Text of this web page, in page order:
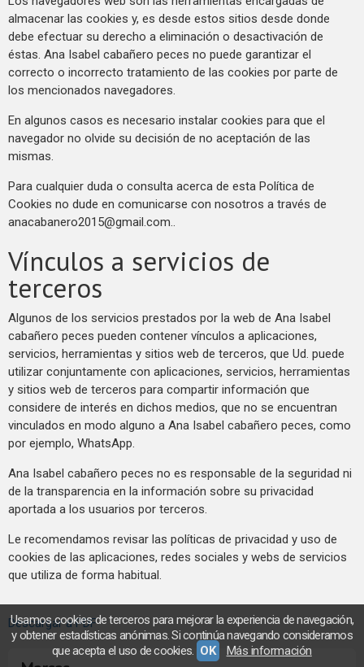
almacenar las cookies y, es desde estos sitios desde donde
debe efectuar su derecho a eliminación o desactivación de
éstas. Ana Isabel cabañero peces no puede garantizar el
correcto o incorrecto tratamiento de las cookies por parte de
los mencionados navegadores.
En algunos casos es necesario instalar cookies para que el
navegador no olvide su decisión de no aceptación de las
mismas.
Para cualquier duda o consulta acerca de esta Política de
Cookies no dude en comunicarse con nosotros a través de
anacabanero2015@gmail.com..
Vínculos a servicios de
terceros
Algunos de los servicios prestados por la web de Ana Isabel
cabañero peces pueden contener vínculos a aplicaciones,
servicios, herramientas y sitios web de terceros, que Ud. puede
utilizar conjuntamente con aplicaciones, servicios, herramientas
y sitios web de terceros para compartir información que
considere de interés en dichos medios, que no se encuentran
vinculados en modo alguno a Ana Isabel cabañero peces, como
por ejemplo, WhatsApp.
Ana Isabel cabañero peces no es responsable de la seguridad ni
de la transparencia en la información sobre su privacidad
aportada a los usuarios por terceros.
Le recomendamos revisar las políticas de privacidad y uso de
cookies de las aplicaciones, redes sociales y webs de servicios
que utiliza de forma habitual.
Descargar a PDF
Usamos cookies de terceros para mejorar la experiencia de navegación,
y obtener estadísticas anónimas. Si continúa navegando consideramos
que acepta el uso de cookies. OK Más información